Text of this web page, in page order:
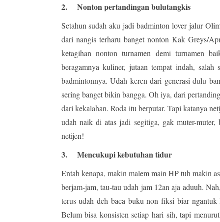
2. Nonton pertandingan bulutangkis
Setahun sudah aku jadi badminton lover jalur
dari nangis terharu banget nonton Kak Greys/
ketagihan nonton turnamen demi turnamen
beragamnya kuliner, jutaan tempat indah,
badmintonnya. Udah keren dari generasi dulu
sering banget bikin bangga. Oh iya, dari
dari kekalahan. Roda itu berputar. Tapi katanya
udah naik di atas jadi segitiga, gak muter-
netijen!
3. Mencukupi kebutuhan tidur
Entah kenapa, makin malem main HP tuh makin
berjam-jam, tau-tau udah jam 12an aja aduuh.
terus udah deh baca buku non fiksi biar ngantuk
Belum bisa konsisten setiap hari sih, tapi